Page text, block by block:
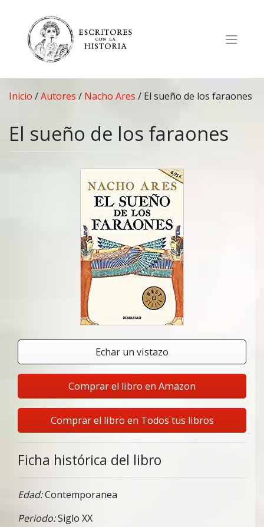
contenido
Inicio /Autores / Nacho Ares / El sueño de los faraones
El sueño de los faraones
Echar un vistazo
Comprar el libro en Amazon
Comprar el libro en Todos tus libros
Ficha histórica del libro
Edad:Contemporanea
Periodo:Siglo XX